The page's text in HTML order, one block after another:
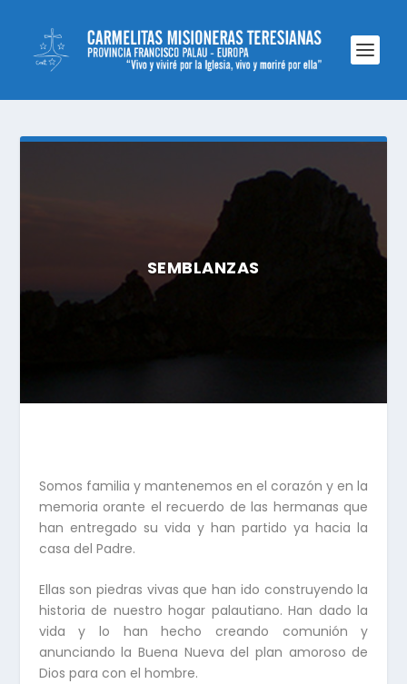
SEMBLANZAS
Somos familia y mantenemos en el corazón y en la
memoria orante el recuerdo de las hermanas que
han entregado su vida y han partido ya hacia la
casa del Padre.
Ellas son piedras vivas que han ido construyendo la
historia de nuestro hogar palautiano. Han dado la
vida y lo han hecho creando comunión y
anunciando la Buena Nueva del plan amoroso de
Dios para con el hombre.